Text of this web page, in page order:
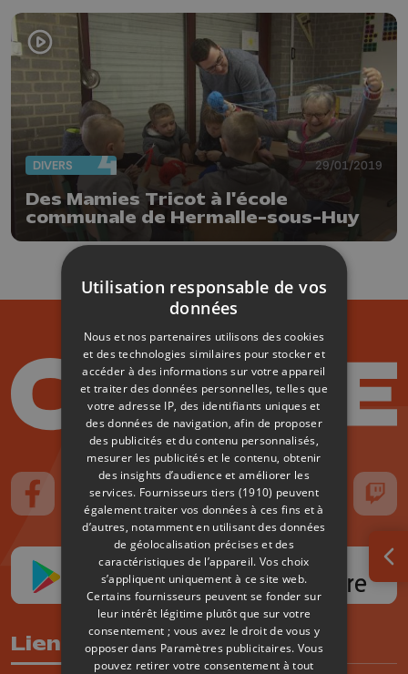
DIVERS 29/01/2019
Des Mamies Tricot à l'école
communale de Hermalle-sous-Huy
Suivez-nous sur FaceBook
Suivez-nous sur Instagram
Suivez-nous sur TikTok
Suivez-nous sur YouTube
Suivez-nous
Liens utiles
Utilisation responsable de vos
données
Nous et nos partenaires utilisons des cookies
et des technologies similaires pour stocker et
accéder à des informations sur votre appareil
et traiter des données personnelles, telles que
votre adresse IP, des identifiants uniques et
des données de navigation, afin de proposer
des publicités et du contenu personnalisés,
mesurer les publicités et le contenu, obtenir
des insights d’audience et améliorer les
services. Fournisseurs tiers (1910) peuvent
également traiter vos données à ces fins et à
d’autres, notamment en utilisant des données
de géolocalisation précises et des
caractéristiques de l’appareil. Vos choix
s’appliquent uniquement à ce site web.
Certains fournisseurs peuvent se fonder sur
leur intérêt légitime plutôt que sur votre
consentement ; vous avez le droit de vous y
opposer dans Paramètres publicitaires. Vous
pouvez retirer votre consentement à tout